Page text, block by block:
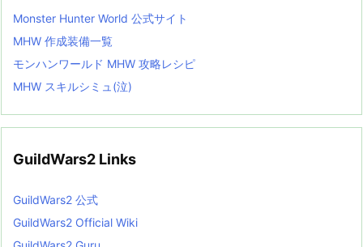
Monster Hunter World 公式サイト
MHW 作成装備一覧
モンハンワールド MHW 攻略レシピ
MHW スキルシミュ(泣)
GuildWars2 Links
GuildWars2 公式
GuildWars2 Official Wiki